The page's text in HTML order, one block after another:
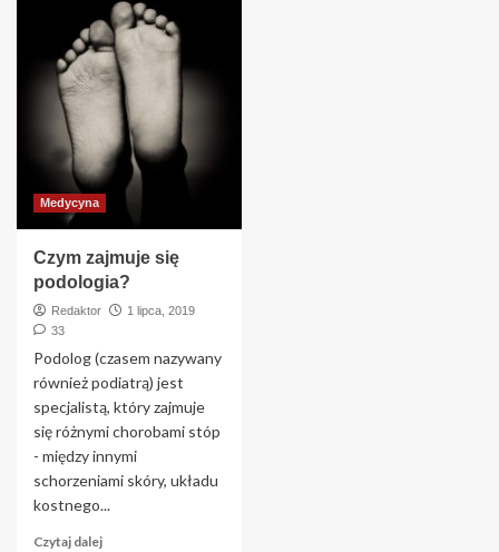
Medycyna
Czym zajmuje się
podologia?
Redaktor
1 lipca, 2019
33
Podolog (czasem nazywany
również podiatrą) jest
specjalistą, który zajmuje
się różnymi chorobami stóp
- między innymi
schorzeniami skóry, układu
kostnego...
Czytaj dalej